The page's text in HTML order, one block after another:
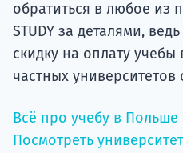
обратиться в любое из
STUDY за деталями,
скидку на оплату
частных университетов
Всё про учебу в
Посмотреть